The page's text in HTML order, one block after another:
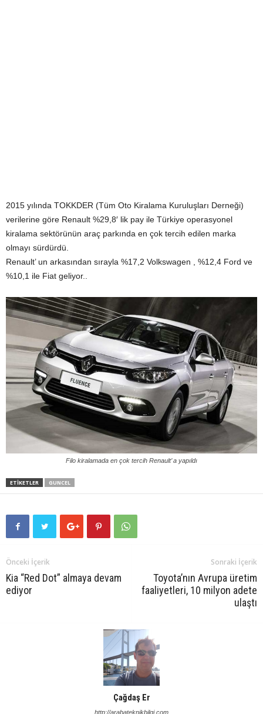
2015 yılında TOKKDER (Tüm Oto Kiralama Kuruluşları Derneği)
verilerine göre Renault %29,8′ lik pay ile Türkiye operasyonel
kiralama sektörünün araç parkında en çok tercih edilen marka
olmayı sürdürdü.
Renault’ un arkasından sırayla %17,2 Volkswagen , %12,4 Ford ve
%10,1 ile Fiat geliyor..
Filo kiralamada en çok tercih Renault’ a yapıldı
ETIKETLER GUNCEL
Önceki İçerik
Kia “Red Dot” almaya devam
ediyor
Sonraki İçerik
Toyota’nın Avrupa üretim
faaliyetleri, 10 milyon adete
ulaştı
Çağdaş Er
http://arabateknikbilgi.com